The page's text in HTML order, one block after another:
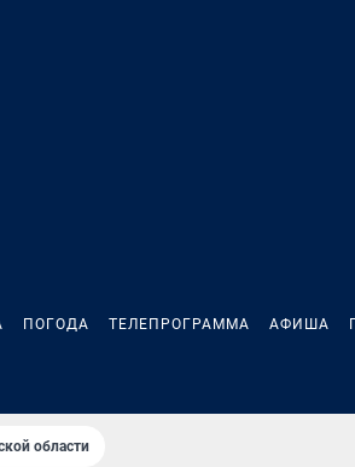
ПОГОДА ТЕЛЕПРОГРАММА АФИША
области